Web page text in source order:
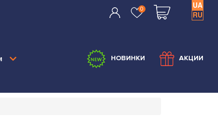
0
UA
RU
НОВИНКИ АКЦИИ